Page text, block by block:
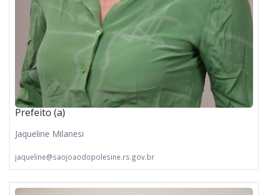
Prefeito (a)
Jaqueline Milanesi
jaqueline@saojoaodopolesine.rs.gov.br